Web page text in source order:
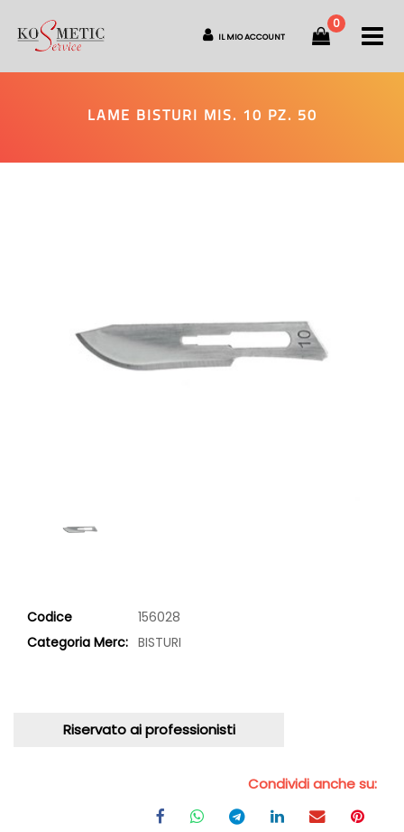
IL MIO ACCOUNT
0
LAME BISTURI MIS. 10 PZ. 50
Codice
156028
Categoria Merc: BISTURI
Riservato ai professionisti
Condividi anche su: